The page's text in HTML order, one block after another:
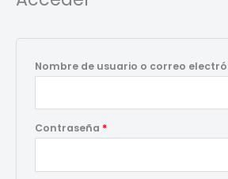
Nombre de usuario o correo
Contraseña *